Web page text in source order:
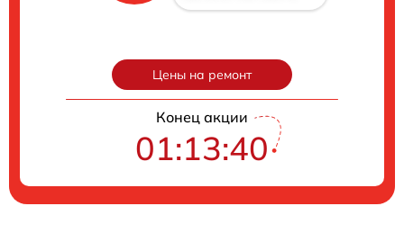
Цены на ремонт
Конец акции
01:13:39